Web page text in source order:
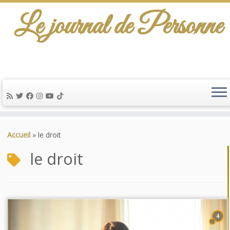
au
Le journal de Personne
Accueil » le droit
le droit
4